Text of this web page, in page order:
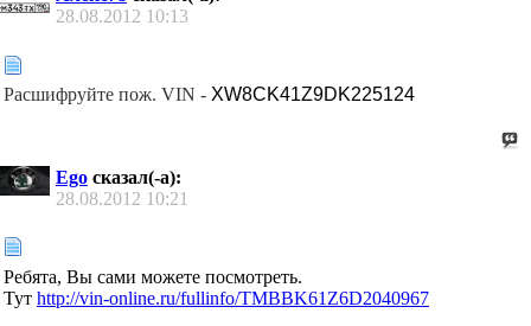
28.08.2012 10:13
Расшифруйте пож. VIN - XW8CK41Z9DK225124
Ego сказал(-а):
28.08.2012 10:21
Ребята, Вы сами можете посмотреть.
Тут http://vin-online.ru/fullinfo/TMBBK61Z6D2040967